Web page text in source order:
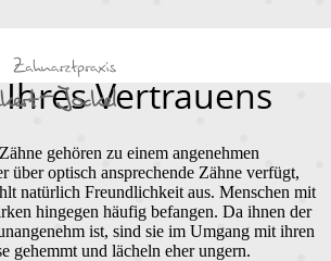
beim
Vertrauens
gehören zu einem angenehmen
über optisch ansprechende Zähne verfügt,
natürlich Freundlichkeit aus. Menschen mit
hingegen häufig befangen. Da ihnen der
ist, sind sie im Umgang mit ihren
gehemmt und lächeln eher ungern.